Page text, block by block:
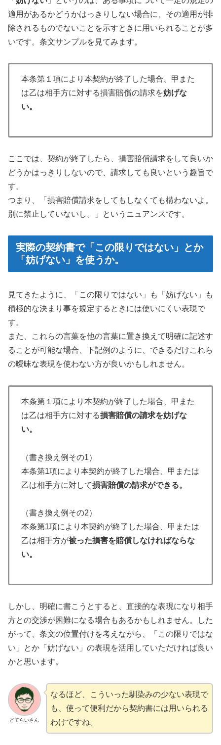
適用があるかどうかはっきりしない場合に、その適用が排
除されるものでないことを示すときに用いられることが多
いです。条文サンプルを見てみます。
本条第１項により本契約が終了した場合、甲また
は乙は相手方に対する損害賠償の請求を妨げな
い。
ここでは、契約が終了したら、損害賠償請求をして良いか
どうかはっきりしないので、請求しても良いという趣旨で
す。
つまり、「損害賠償請求をしてもしなくても構わないよ。
別に禁止していないし。」というニュアンスです。
実際の契約書で「この限りではない」とか
「妨げない」を使うか。
見てきたように、「この限りではない」も「妨げない」も
積極的な決まり事を規定するときには使いにくい表現で
す。
また、これらの言葉を他の言葉に置き換えて明確に記述す
ることが可能な場合、下記例のように、できるだけこれら
の曖昧な表現を使わない方が良いかもしれません。
本条第１項により本契約が終了した場合、甲また
は乙は相手方に対する損害賠償の請求を妨げな
い。
（書き換え例その1）
本条第1項により本契約が終了した場合、甲または
乙は相手方に対して損害賠償の請求ができる。
（書き換え例その2）
本条第1項により本契約が終了した場合、甲または
乙は相手方が被った損害を賠償しなければならな
い。
しかし、明確に書こうとすると、直接的な表現になり相手
方との交渉が困難になる場合もあるかもしれません。した
がって、条文の位置付けを考えながら、「この限りではな
い」とか「妨げない」の表現を活用していただければ良い
かと思います。
どてらいさん
なるほど、こういった馴染みの少ない表現で
も、使って便利だから契約書には用いられる
わけですね。